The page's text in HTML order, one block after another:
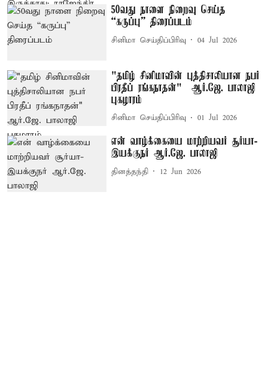
50வது நாளை நிறைவு செய்த
“கருப்பு” திரைப்படம்
சினிமா செய்திப்பிரிவு 04 Jul 2026
"தமிழ் சினிமாவின் புத்திசாலியான நபர்
பிரதீப் ரங்கநாதன்" – ஆர்.ஜே. பாலாஜி
புகழாரம்
சினிமா செய்திப்பிரிவு 01 Jul 2026
என் வாழ்க்கையை மாற்றியவர் சூர்யா-
இயக்குநர் ஆர்.ஜே. பாலாஜி
தினத்தந்தி 12 Jun 2026